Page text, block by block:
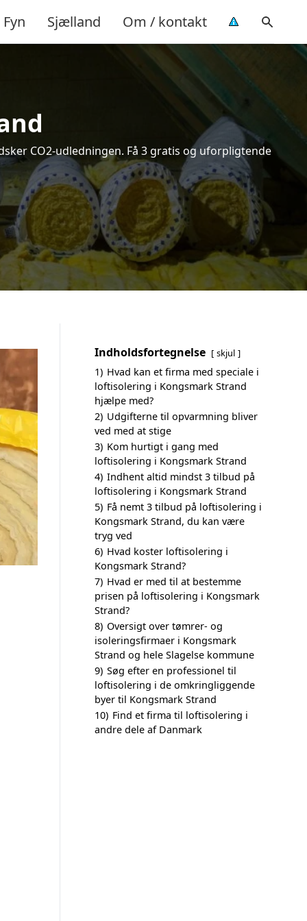
Fyn Sjælland Om / kontakt
CO2-udledningen. Få 3 gratis og uforpligtende
Indholdsfortegnelse skjul
1) Hvad kan et firma med speciale i
loftisolering i Kongsmark Strand
hjælpe med?
2) Udgifterne til opvarmning bliver
ved med at stige
3) Kom hurtigt i gang med
loftisolering i Kongsmark Strand
4) Indhent altid mindst 3 tilbud på
loftisolering i Kongsmark Strand
5) Få nemt 3 tilbud på loftisolering i
Kongsmark Strand, du kan være
tryg ved
6) Hvad koster loftisolering i
Kongsmark Strand?
7) Hvad er med til at bestemme
prisen på loftisolering i Kongsmark
Strand?
8) Oversigt over tømrer- og
isoleringsfirmaer i Kongsmark
Strand og hele Slagelse kommune
9) Søg efter en professionel til
loftisolering i de omkringliggende
byer til Kongsmark Strand
10) Find et firma til loftisolering i
andre dele af Danmark